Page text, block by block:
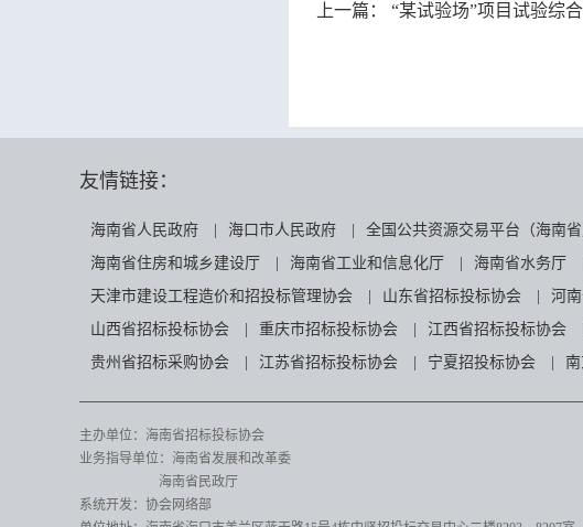
上一篇： “某试验场”项目试验综合
友情链接：
海南省人民政府 海口市人民政府 全国公共资源交易平台（海南省
海南省住房和城乡建设厅
海南省工业和信息化厅 海南省水务厅
天津市建设工程造价和招投标管理协会
山东省招标投标协会 河
山西省招标投标协会
重庆市招标投标协会 江西省招标投标协会
贵州省招标采购协会
江苏省招标投标协会 宁夏招投标协会
主办单位：海南省招标投标协会
业务指导单位：海南省发展和改革委
海南省民政厅
系统开发：协会网络部